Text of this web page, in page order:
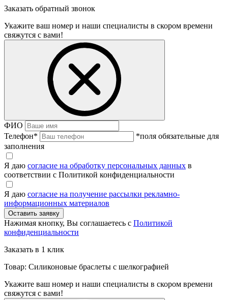
Заказать обратный звонок
Укажите ваш номер и наши специалисты в скором времени
свяжутся с вами!
ФИО
Телефон*
*поля обязательные для
заполнения
Я даю согласие на обработку персональных данных в
соответствии с Политикой конфиденциальности
Я даю согласие на получение рассылки рекламно-
информационных материалов
Нажимая кнопку, Вы соглашаетесь с Политикой
конфиденциальности
Заказать в 1 клик
Товар: Силиконовые браслеты с шелкографией
Укажите ваш номер и наши специалисты в скором времени
свяжутся с вами!